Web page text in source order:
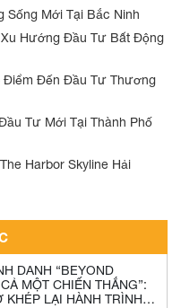
Sống Mới Tại Bắc Ninh
Hướng Đầu Tư Bất Động
Điểm Đến Đầu Tư Thương
Tư Mới Tại Thành Phố
Harbor Skyline Hải
DANH “BEYOND
MỘT CHIẾN THẮNG”:
KHÉP LẠI HÀNH TRÌNH